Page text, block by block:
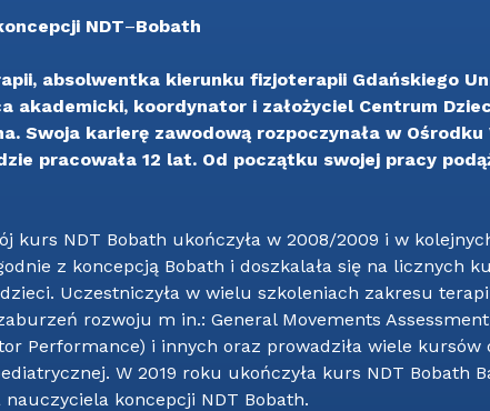
NDT–Bobath
absolwentka kierunku fizjoterapii Gdańskiego
akademicki, koordynator i założyciel Centrum
Swoja karierę zawodową rozpoczynała w
pracowała 12 lat. Od początku swojej pracy
kurs NDT Bobath ukończyła w 2008/2009 i w
z koncepcją Bobath i doszkalała się na licznych
Uczestniczyła w wielu szkoleniach zakresu
rozwoju m in.: General Movements
Performance) i innych oraz prowadziła wiele kursów
W 2019 roku ukończyła kurs NDT Bobath
koncepcji NDT Bobath.